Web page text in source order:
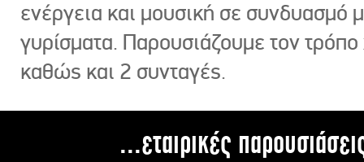
ενέργεια και μουσική σε συνδυασμό
γυρίσματα. Παρουσιάζουμε τον
καθώς και 2 συνταγές.
...εταιρικές